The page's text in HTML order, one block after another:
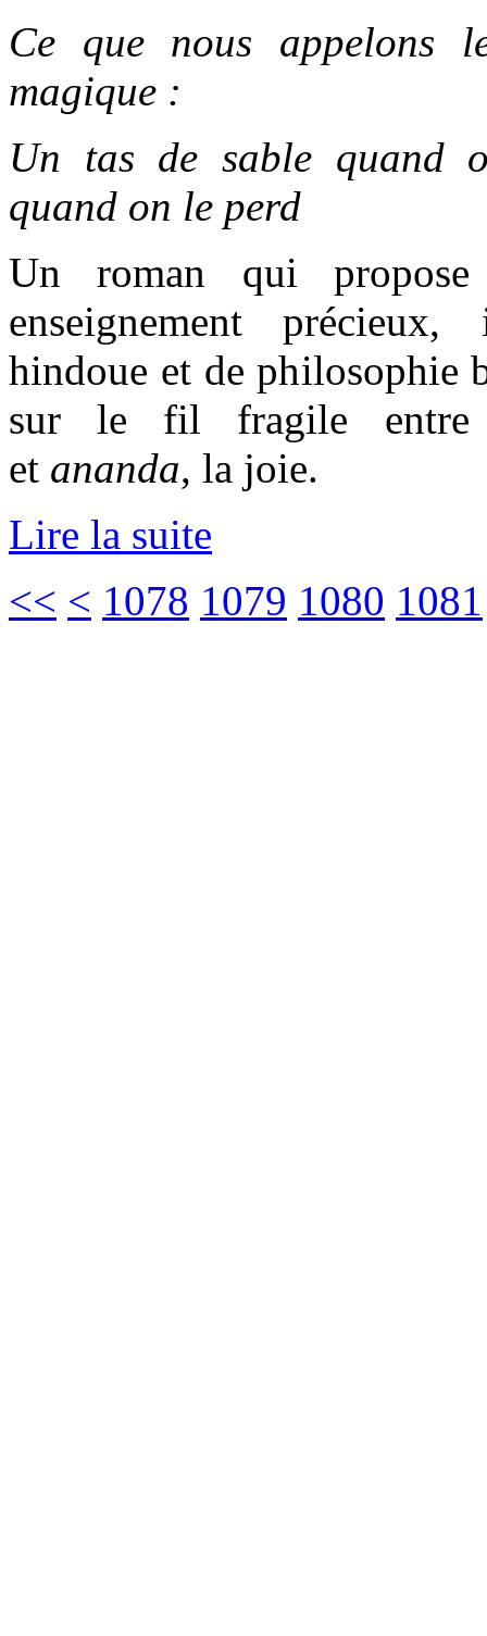
Ce que nous appelons
magique :
Un tas de sable quand
quand on le perd
Un roman qui
enseignement précieux,
hindoue et de philosophie
sur le fil fragile
et ananda, la joie.
Lire la suite
<< < 1078 1079 1080 1081